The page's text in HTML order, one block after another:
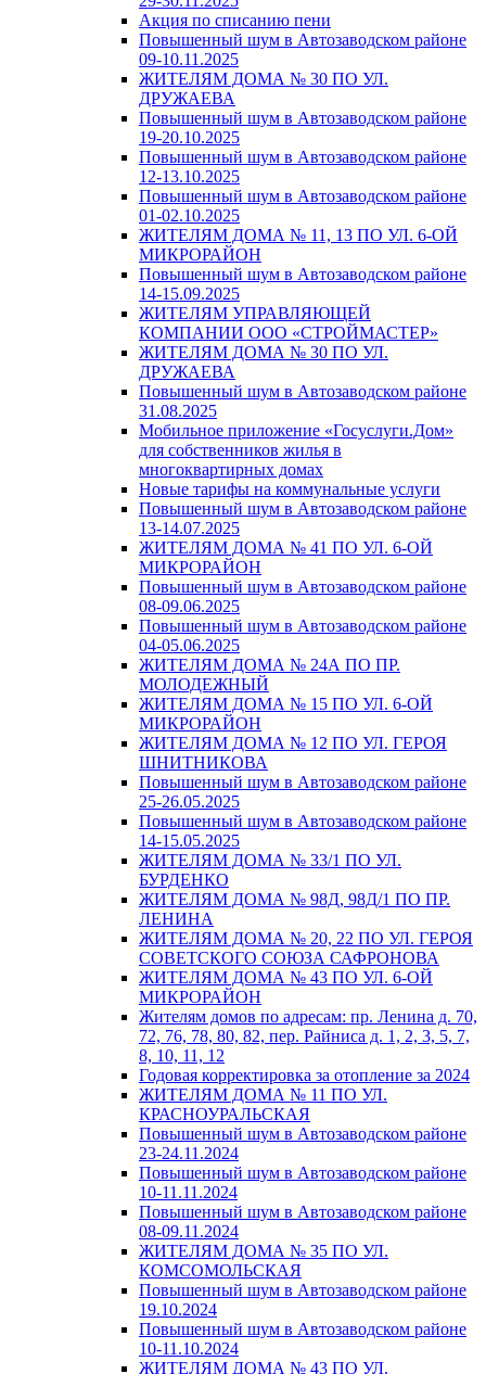
Акция по списанию пени
Повышенный шум в Автозаводском районе
09-10.11.2025
ЖИТЕЛЯМ ДОМА № 30 ПО УЛ.
ДРУЖАЕВА
Повышенный шум в Автозаводском районе
19-20.10.2025
Повышенный шум в Автозаводском районе
12-13.10.2025
Повышенный шум в Автозаводском районе
01-02.10.2025
ЖИТЕЛЯМ ДОМА № 11, 13 ПО УЛ. 6-ОЙ
МИКРОРАЙОН
Повышенный шум в Автозаводском районе
14-15.09.2025
ЖИТЕЛЯМ УПРАВЛЯЮЩЕЙ
КОМПАНИИ ООО «СТРОЙМАСТЕР»
ЖИТЕЛЯМ ДОМА № 30 ПО УЛ.
ДРУЖАЕВА
Повышенный шум в Автозаводском районе
31.08.2025
Мобильное приложение «Госуслуги.Дом»
для собственников жилья в
многоквартирных домах
Новые тарифы на коммунальные услуги
Повышенный шум в Автозаводском районе
13-14.07.2025
ЖИТЕЛЯМ ДОМА № 41 ПО УЛ. 6-ОЙ
МИКРОРАЙОН
Повышенный шум в Автозаводском районе
08-09.06.2025
Повышенный шум в Автозаводском районе
04-05.06.2025
ЖИТЕЛЯМ ДОМА № 24А ПО ПР.
МОЛОДЕЖНЫЙ
ЖИТЕЛЯМ ДОМА № 15 ПО УЛ. 6-ОЙ
МИКРОРАЙОН
ЖИТЕЛЯМ ДОМА № 12 ПО УЛ. ГЕРОЯ
ШНИТНИКОВА
Повышенный шум в Автозаводском районе
25-26.05.2025
Повышенный шум в Автозаводском районе
14-15.05.2025
ЖИТЕЛЯМ ДОМА № 33/1 ПО УЛ.
БУРДЕНКО
ЖИТЕЛЯМ ДОМА № 98Д, 98Д/1 ПО ПР.
ЛЕНИНА
ЖИТЕЛЯМ ДОМА № 20, 22 ПО УЛ. ГЕРОЯ
СОВЕТСКОГО СОЮЗА САФРОНОВА
ЖИТЕЛЯМ ДОМА № 43 ПО УЛ. 6-ОЙ
МИКРОРАЙОН
Жителям домов по адресам: пр. Ленина д. 70,
72, 76, 78, 80, 82, пер. Райниса д. 1, 2, 3, 5, 7,
8, 10, 11, 12
Годовая корректировка за отопление за 2024
ЖИТЕЛЯМ ДОМА № 11 ПО УЛ.
КРАСНОУРАЛЬСКАЯ
Повышенный шум в Автозаводском районе
23-24.11.2024
Повышенный шум в Автозаводском районе
10-11.11.2024
Повышенный шум в Автозаводском районе
08-09.11.2024
ЖИТЕЛЯМ ДОМА № 35 ПО УЛ.
КОМСОМОЛЬСКАЯ
Повышенный шум в Автозаводском районе
19.10.2024
Повышенный шум в Автозаводском районе
10-11.10.2024
ЖИТЕЛЯМ ДОМА № 43 ПО УЛ.